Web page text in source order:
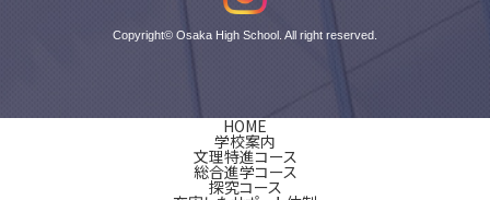
Copyright© Osaka High School. All right reserved.
HOME
学校案内
文理特進コース
総合進学コース
探究コース